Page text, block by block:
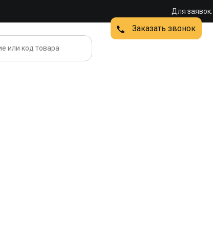
Для заявок:
Заказать звонок